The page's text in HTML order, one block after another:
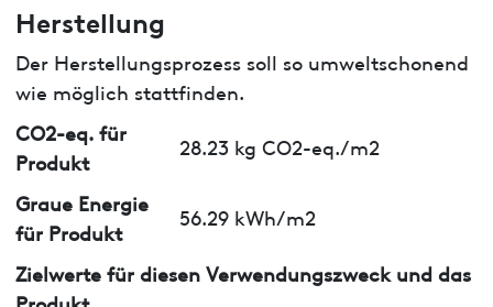
Herstellung
Der Herstellungsprozess soll so umweltschonend
wie möglich stattfinden.
CO2-eq. für
Produkt
28.23 kg CO2-eq./m2
Graue Energie
für Produkt
56.29 kWh/m2
Zielwerte für diesen Verwendungszweck und das